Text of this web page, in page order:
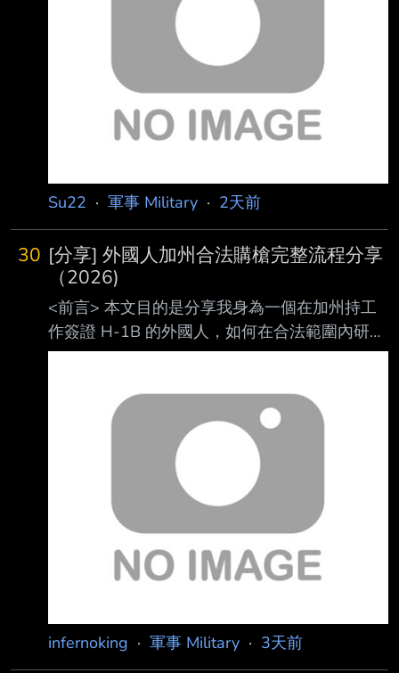
此事，而是刪除了網上相關討論。一年後官方消
息才透 露，這起事故造成兩名中方海警局士兵
喪生。 中共官媒「央廣軍事」微信公眾號8月5
日發布消息，稱衣昕玉、苗鑒、程龍、譙禾林等
4 名「烈士」被追授為所謂「武警忠誠衛士」。
Su22 · 軍事 Military · 2天前
30 [分享] 外國人加州合法購槍完整流程分享
（2026)
<前言> 本文目的是分享我身為一個在加州持工
作簽證 H-1B 的外國人，如何在合法範圍內研究
並 完成購槍流程的個人經驗。 本文紀錄的是我
規、各州法律、費用及店家 政策都可能隨時間
改變；每個人的移民身分、居住狀況及背景也不
盡相同。如果有實際購 槍需求，請自行查詢相
關官方機構的最新規定，並向願意承辦的店家確
認。 本人不是律師，也不是槍械方面的專業人
士，本文不構成法律意見或購槍建議，僅整理我
查到的資料與親身經歷。雖然發文前已盡量查
證，但仍可能因理解錯誤、法規更新或不
infernoking · 軍事 Military · 3天前